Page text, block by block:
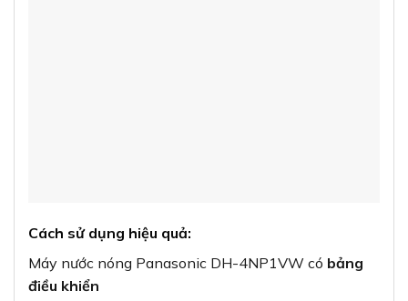
Cách sử dụng hiệu quả:
Máy nước nóng Panasonic DH-4NP1VW có bảng
điều khiển